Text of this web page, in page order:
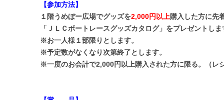
【参加方法】
１階うめぼー広場でグッズを2,000円以上購入した方に先
「ＪＬＣボートレースグッズカタログ」をプレゼントしま
※お一人様１部限りとします。
※予定数がなくなり次第終了とします。
※一度のお会計で2,000円以上購入された方に限る。（レ